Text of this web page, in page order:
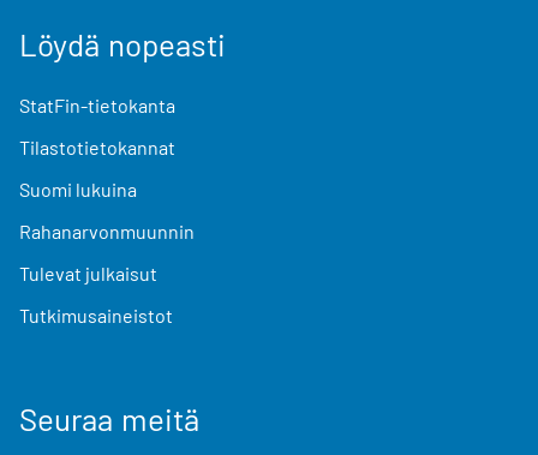
Löydä nopeasti
StatFin-tietokanta
Tilastotietokannat
Suomi lukuina
Rahanarvonmuunnin
Tulevat julkaisut
Tutkimusaineistot
Seuraa meitä